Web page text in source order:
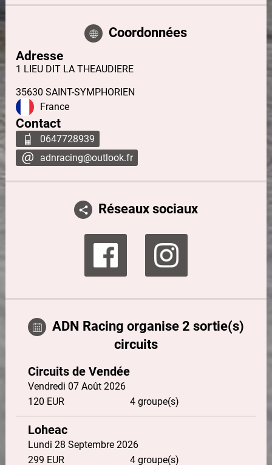
Coordonnées
Adresse
1 LIEU DIT LA THEAUDIERE
35630 SAINT-SYMPHORIEN
France
Contact
0647728939
adnracing@outlook.fr
Réseaux sociaux
ADN Racing organise 2 sortie(s)
circuits
Circuits de Vendée
Vendredi 07 Août 2026
120 EUR 4 groupe(s)
Loheac
Lundi 28 Septembre 2026
299 EUR 4 groupe(s)